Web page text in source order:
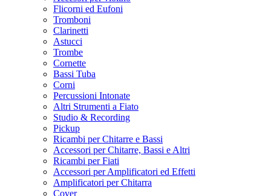
Flicorni ed Eufoni
Tromboni
Clarinetti
Astucci
Trombe
Cornette
Bassi Tuba
Corni
Percussioni Intonate
Altri Strumenti a Fiato
Studio & Recording
Pickup
Ricambi per Chitarre e Bassi
Accessori per Chitarre, Bassi e Altri
Ricambi per Fiati
Accessori per Amplificatori ed Effetti
Amplificatori per Chitarra
Cover